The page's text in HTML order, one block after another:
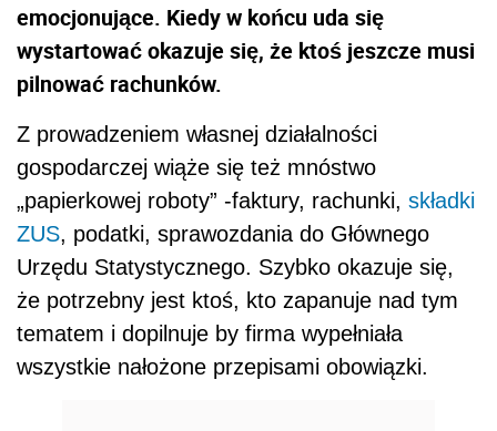
emocjonujące. Kiedy w końcu uda się
wystartować okazuje się, że ktoś jeszcze musi
pilnować rachunków.
Z prowadzeniem własnej działalności
gospodarczej wiąże się też mnóstwo
„papierkowej roboty” -faktury, rachunki, składki
ZUS, podatki, sprawozdania do Głównego
Urzędu Statystycznego. Szybko okazuje się,
że potrzebny jest ktoś, kto zapanuje nad tym
tematem i dopilnuje by firma wypełniała
wszystkie nałożone przepisami obowiązki.